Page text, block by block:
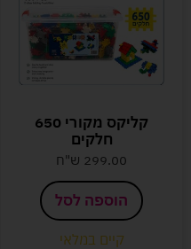
קליקס מקורי 650
חלקים
299.00 ש"ח
הוספה לסל
קיים במלאי